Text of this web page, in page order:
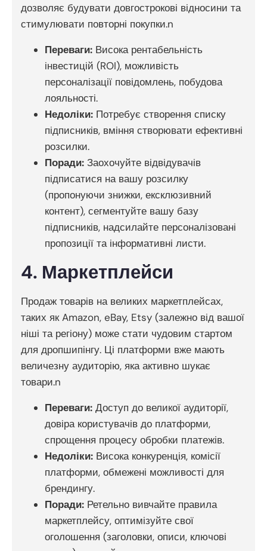
дозволяє будувати довгострокові відносини та
стимулювати повторні покупки.n
Переваги: Висока рентабельність
інвестицій (ROI), можливість
персоналізації повідомлень, побудова
лояльності.
Недоліки: Потребує створення списку
підписників, вміння створювати ефективні
розсилки.
Поради: Заохочуйте відвідувачів
підписатися на вашу розсилку
(пропонуючи знижки, ексклюзивний
контент), сегментуйте вашу базу
підписників, надсилайте персоналізовані
пропозиції та інформативні листи.
4. Маркетплейси
Продаж товарів на великих маркетплейсах,
таких як Amazon, eBay, Etsy (залежно від вашої
ніші та регіону) може стати чудовим стартом
для дропшипінгу. Ці платформи вже мають
величезну аудиторію, яка активно шукає
товари.n
Переваги: Доступ до великої аудиторії,
довіра користувачів до платформи,
спрощення процесу обробки платежів.
Недоліки: Висока конкуренція, комісії
платформи, обмежені можливості для
брендингу.
Поради: Ретельно вивчайте правила
маркетплейсу, оптимізуйте свої
оголошення (заголовки, описи, ключові